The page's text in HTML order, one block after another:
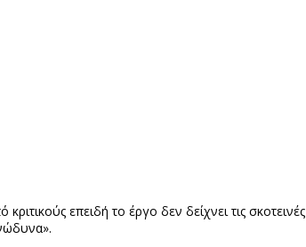
επειδή το έργο δεν δείχνει τις σκοτεινές